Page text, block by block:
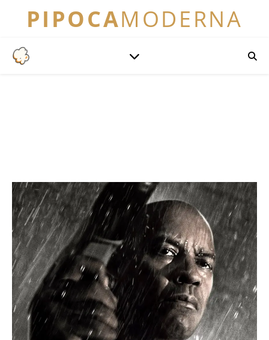
PIPOCAMODERNA